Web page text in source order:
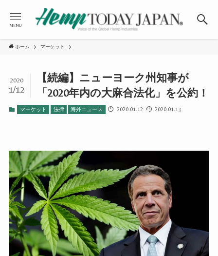
MENU
ホーム マーケット
【続編】ニューヨーク州知事が
「2020年内の大麻合法化」を公約！
2020
1/12
マーケット 法律 海外ニュース 2020.01.12 2020.01.13